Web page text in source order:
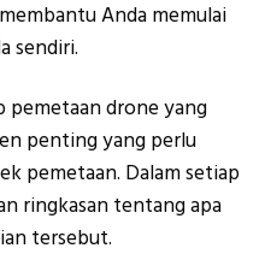
Anda memulai
sendiri.
pemetaan drone yang
penting yang perlu
pemetaan. Dalam setiap
ringkasan tentang apa
tersebut.